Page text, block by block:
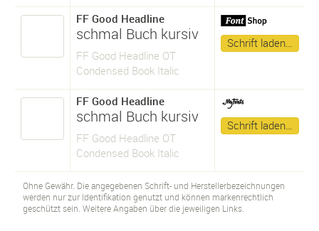
FF Good Headline
schmal Buch kursiv
FF Good Headline OT
Condensed Book Italic
Schrift laden…
FF Good Headline
schmal Buch kursiv
FF Good Headline OT
Condensed Book Italic
Schrift laden…
Ohne Gewähr. Die angegebenen Schrift- und Herstellerbezeichnungen
werden nur zur Identifikation genutzt und können markenrechtlich
geschützt sein. Weitere Angaben über die jeweiligen Links.